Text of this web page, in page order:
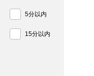
5分以内
15分以内